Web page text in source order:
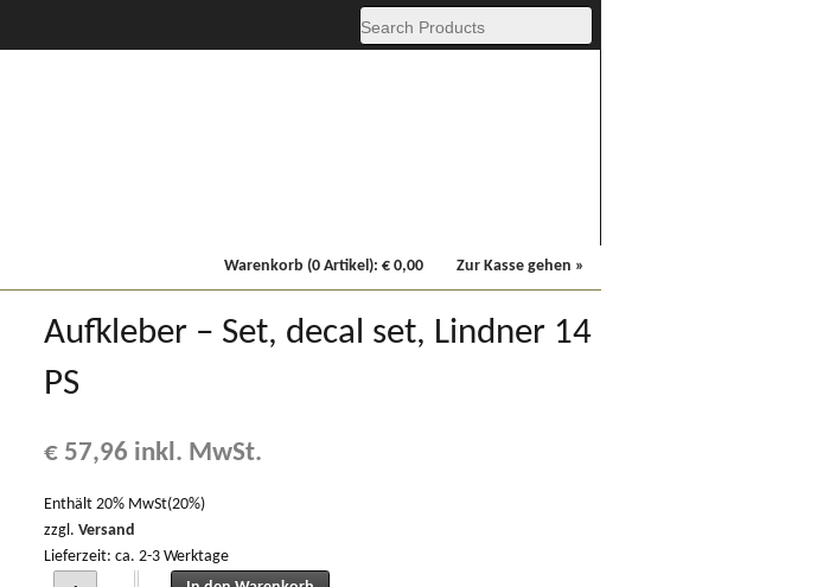
Zur Kasse gehen »
Warenkorb (0 Artikel): € 0,00
Aufkleber – Set, decal set, Lindner 14
PS
€57,96 inkl. MwSt.
Enthält 20% MwSt(20%)
zzgl. Versand
Lieferzeit: ca. 2-3 Werktage
Aufkleber - Set, decal set, Lindner 14 PS quantity